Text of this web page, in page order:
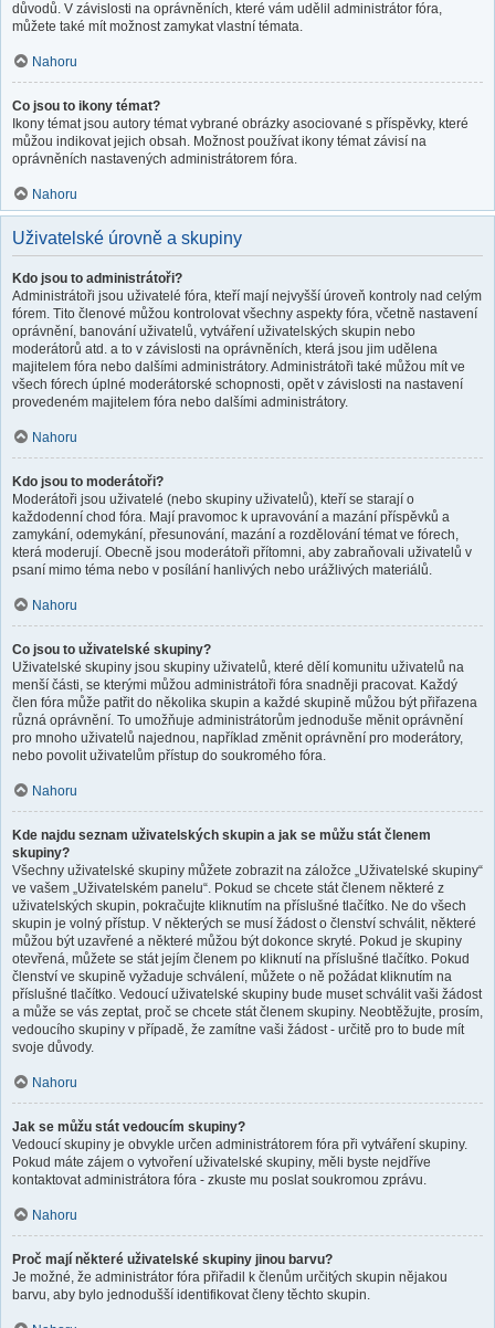
důvodů. V závislosti na oprávněních, které vám udělil administrátor fóra,
můžete také mít možnost zamykat vlastní témata.
Nahoru
Co jsou to ikony témat?
Ikony témat jsou autory témat vybrané obrázky asociované s příspěvky, které
můžou indikovat jejich obsah. Možnost používat ikony témat závisí na
oprávněních nastavených administrátorem fóra.
Nahoru
Uživatelské úrovně a skupiny
Kdo jsou to administrátoři?
Administrátoři jsou uživatelé fóra, kteří mají nejvyšší úroveň kontroly nad celým
fórem. Tito členové můžou kontrolovat všechny aspekty fóra, včetně nastavení
oprávnění, banování uživatelů, vytváření uživatelských skupin nebo
moderátorů atd. a to v závislosti na oprávněních, která jsou jim udělena
majitelem fóra nebo dalšími administrátory. Administrátoři také můžou mít ve
všech fórech úplné moderátorské schopnosti, opět v závislosti na nastavení
provedeném majitelem fóra nebo dalšími administrátory.
Nahoru
Kdo jsou to moderátoři?
Moderátoři jsou uživatelé (nebo skupiny uživatelů), kteří se starají o
každodenní chod fóra. Mají pravomoc k upravování a mazání příspěvků a
zamykání, odemykání, přesunování, mazání a rozdělování témat ve fórech,
která moderují. Obecně jsou moderátoři přítomni, aby zabraňovali uživatelů v
psaní mimo téma nebo v posílání hanlivých nebo urážlivých materiálů.
Nahoru
Co jsou to uživatelské skupiny?
Uživatelské skupiny jsou skupiny uživatelů, které dělí komunitu uživatelů na
menší části, se kterými můžou administrátoři fóra snadněji pracovat. Každý
člen fóra může patřit do několika skupin a každé skupině můžou být přiřazena
různá oprávnění. To umožňuje administrátorům jednoduše měnit oprávnění
pro mnoho uživatelů najednou, například změnit oprávnění pro moderátory,
nebo povolit uživatelům přístup do soukromého fóra.
Nahoru
Kde najdu seznam uživatelských skupin a jak se můžu stát členem
skupiny?
Všechny uživatelské skupiny můžete zobrazit na záložce „Uživatelské skupiny“
ve vašem „Uživatelském panelu“. Pokud se chcete stát členem některé z
uživatelských skupin, pokračujte kliknutím na příslušné tlačítko. Ne do všech
skupin je volný přístup. V některých se musí žádost o členství schválit, některé
můžou být uzavřené a některé můžou být dokonce skryté. Pokud je skupiny
otevřená, můžete se stát jejím členem po kliknutí na příslušné tlačítko. Pokud
členství ve skupině vyžaduje schválení, můžete o ně požádat kliknutím na
příslušné tlačítko. Vedoucí uživatelské skupiny bude muset schválit vaši žádost
a může se vás zeptat, proč se chcete stát členem skupiny. Neobtěžujte, prosím,
vedoucího skupiny v případě, že zamítne vaši žádost - určitě pro to bude mít
svoje důvody.
Nahoru
Jak se můžu stát vedoucím skupiny?
Vedoucí skupiny je obvykle určen administrátorem fóra při vytváření skupiny.
Pokud máte zájem o vytvoření uživatelské skupiny, měli byste nejdříve
kontaktovat administrátora fóra - zkuste mu poslat soukromou zprávu.
Nahoru
Proč mají některé uživatelské skupiny jinou barvu?
Je možné, že administrátor fóra přiřadil k členům určitých skupin nějakou
barvu, aby bylo jednodušší identifikovat členy těchto skupin.